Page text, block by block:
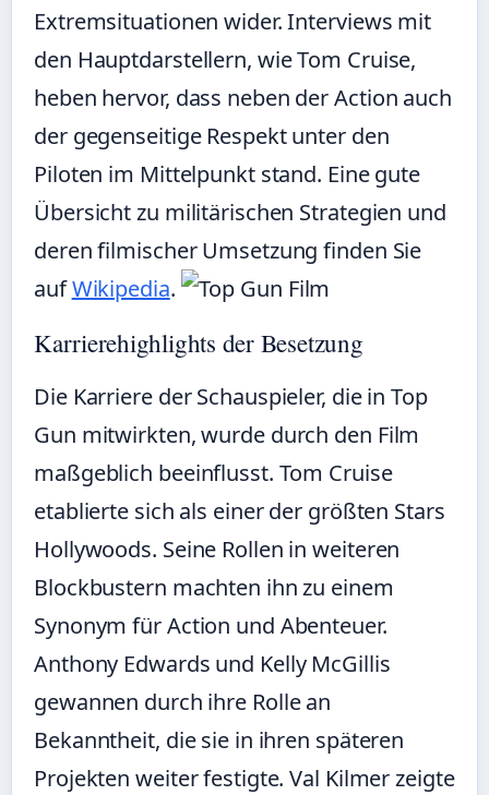
Extremsituationen wider. Interviews mit
den Hauptdarstellern, wie Tom Cruise,
heben hervor, dass neben der Action auch
der gegenseitige Respekt unter den
Piloten im Mittelpunkt stand. Eine gute
Übersicht zu militärischen Strategien und
deren filmischer Umsetzung finden Sie
aufWikipedia.
Karrierehighlights der Besetzung
Die Karriere der Schauspieler, die in Top
Gun mitwirkten, wurde durch den Film
maßgeblich beeinflusst. Tom Cruise
etablierte sich als einer der größten Stars
Hollywoods. Seine Rollen in weiteren
Blockbustern machten ihn zu einem
Synonym für Action und Abenteuer.
Anthony Edwards und Kelly McGillis
gewannen durch ihre Rolle an
Bekanntheit, die sie in ihren späteren
Projekten weiter festigte. Val Kilmer zeigte